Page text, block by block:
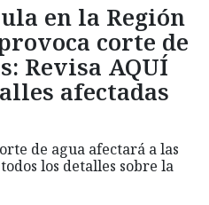
en la Región
corte de
Revisa AQUÍ
afectadas
de agua afectará a las
los detalles sobre la